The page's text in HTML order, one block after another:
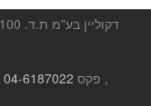
דקוליין בע"מ ת.ד. 12100 רחוב התלם 3 פארק תעשיות עמק חפר
, פקס 04-6187022